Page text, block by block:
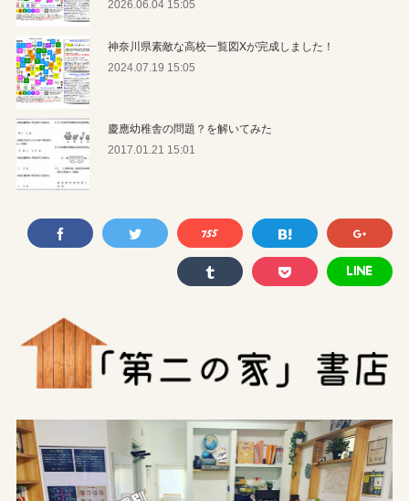
2026.06.04 15:05
神奈川県素敵な高校一覧図Xが完成しました！
2024.07.19 15:05
慶應幼稚舎の問題？を解いてみた
2017.01.21 15:01